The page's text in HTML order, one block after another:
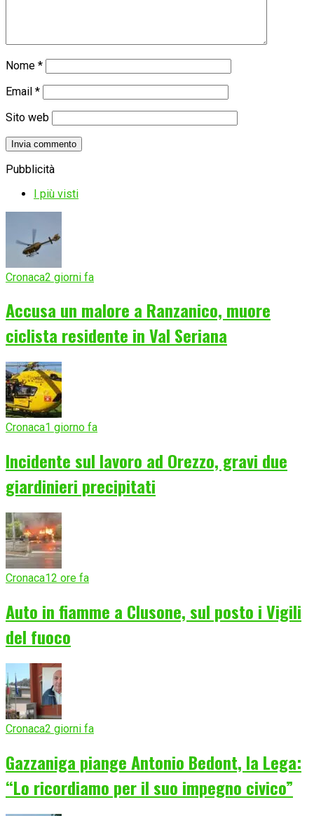
Nome *
Email *
Sito web
Pubblicità
I più visti
Cronaca2 giorni fa
Accusa un malore a Ranzanico, muore
ciclista residente in Val Seriana
Cronaca1 giorno fa
Incidente sul lavoro ad Orezzo, gravi due
giardinieri precipitati
Cronaca12 ore fa
Auto in fiamme a Clusone, sul posto i Vigili
del fuoco
Cronaca2 giorni fa
Gazzaniga piange Antonio Bedont, la Lega:
“Lo ricordiamo per il suo impegno civico”